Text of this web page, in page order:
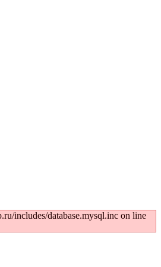
includes/database.mysql.inc on line